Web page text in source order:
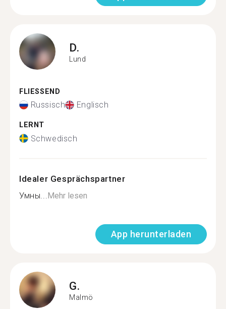
D.
Lund
FLIESSEND
Russisch Englisch
LERNT
Schwedisch
Idealer Gesprächspartner
Умны... Mehr lesen
App herunterladen
G.
Malmö